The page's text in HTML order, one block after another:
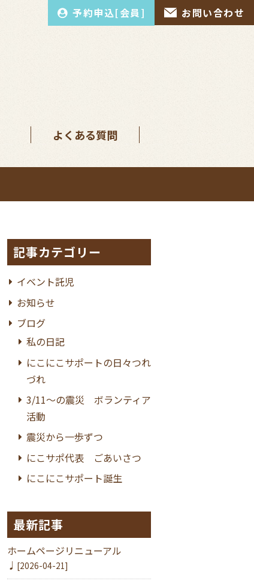
予約申込[会員] お問い合わせ
よくある質問
記事カテゴリー
イベント託児
お知らせ
ブログ
私の日記
にこにこサポートの日々つれ
づれ
3/11〜の震災 ボランティア
活動
震災から一歩ずつ
にこサポ代表 ごあいさつ
にこにこサポート誕生
最新記事
ホームページリニューアル
♩ [2026-04-21]